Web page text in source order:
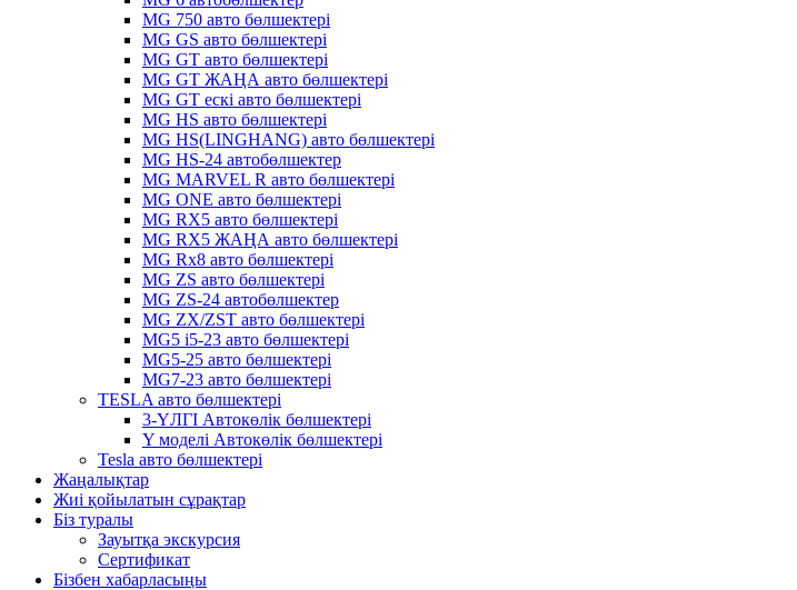
MG 750 авто бөлшектері
MG GS авто бөлшектері
MG GT авто бөлшектері
MG GT ЖАҢА авто бөлшектері
MG GT ескі авто бөлшектері
MG HS авто бөлшектері
MG HS(LINGHANG) авто бөлшектері
MG HS-24 автобөлшектер
MG MARVEL R авто бөлшектері
MG ONE авто бөлшектері
MG RX5 авто бөлшектері
MG RX5 ЖАҢА авто бөлшектері
MG Rx8 авто бөлшектері
MG ZS авто бөлшектері
MG ZS-24 автобөлшектер
MG ZX/ZST авто бөлшектері
MG5 i5-23 авто бөлшектері
MG5-25 авто бөлшектері
MG7-23 авто бөлшектері
TESLA авто бөлшектері
3-ҮЛГІ Автокөлік бөлшектері
Y моделі Автокөлік бөлшектері
Tesla авто бөлшектері
Жаңалықтар
Жиі қойылатын сұрақтар
Біз туралы
Зауытқа экскурсия
Сертификат
Бізбен хабарласыңы